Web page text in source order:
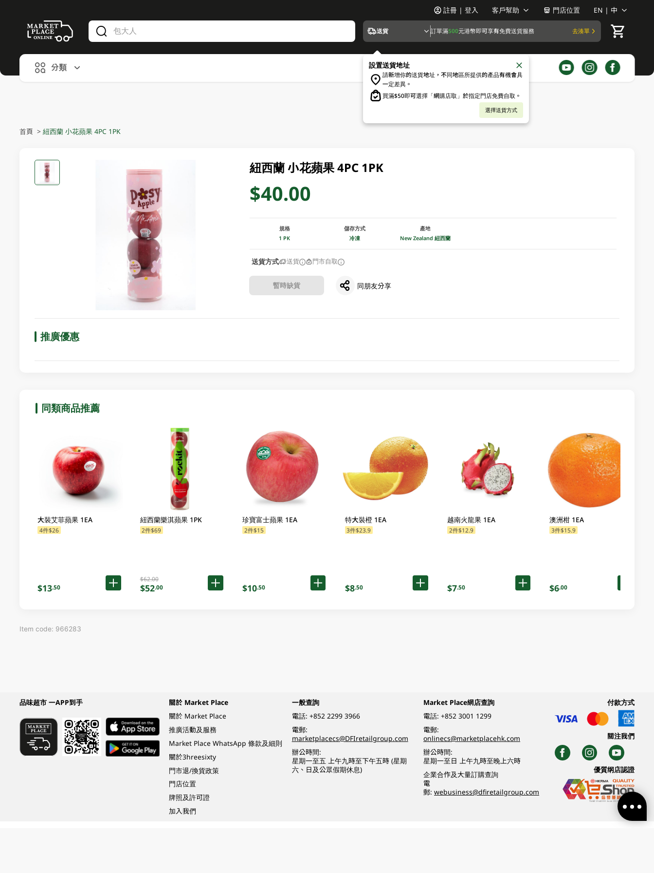
alid Until 30 June 2026
註冊 | 登入 客戶幫助 門店位置 EN | 中
送貨 訂單滿500元港幣即可享有免費送貨服務 去湊單
設置送貨地址
請新增你的送貨地址，不同地區所提供的產品有機會具
一定差異。
買滿$50即可選擇「網購店取」於指定門店免費自取。
選擇送貨方式
分類
首頁 > 紐西蘭 小花蘋果 4PC 1PK
紐西蘭 小花蘋果 4PC 1PK
$40.00
規格
1 PK
儲存方式
冷凍
產地
New Zealand 紐西蘭
送貨方式 送貨 門市自取
暫時缺貨 同朋友分享
推廣優惠
同類商品推薦
大裝艾菲蘋果 1EA
4件$26
$13.50
紐西蘭樂淇蘋果 1PK
2件$69
$62.00
$52.00
珍寶富士蘋果 1EA
2件$15
$10.50
特大裝橙 1EA
3件$23.9
$8.50
越南火龍果 1EA
2件$12.9
$7.50
澳洲柑 1EA
3件$15.9
$6.00
Item code: 966283
品味超市 一APP到手
關於 Market Place
關於 Market Place
推廣活動及服務
Market Place WhatsApp 條款及細則
關於3hreesixty
門市退/換貨政策
門店位置
牌照及許可證
加入我們
一般查詢
電話: +852 2299 3966
電郵:
marketplacecs@DFIretailgroup.com
辦公時間:
星期一至五 上午九時至下午五時 (星期
六、日及公眾假期休息)
Market Place網店查詢
電話:+852 3001 1299
電郵:
onlinecs@marketplacehk.com
辦公時間:
星期一至日 上午九時至晚上六時
企業合作及大量訂購查詢
電
郵:webusiness@dfiretailgroup.com
付款方式
關注我們
優質纲店認證